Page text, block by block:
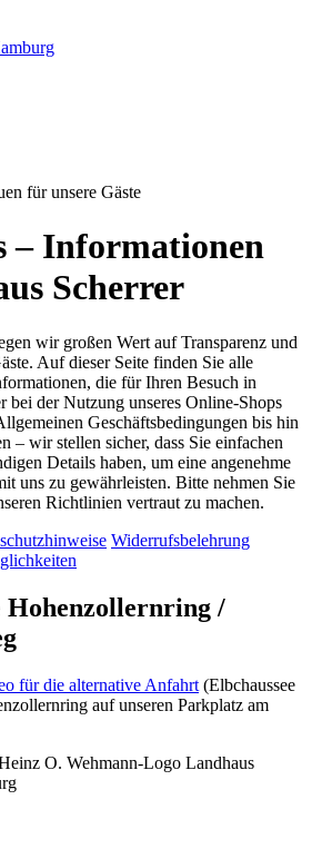
für unsere Gäste
– Informationen
Scherrer
wir großen Wert auf Transparenz und
Auf dieser Seite finden Sie alle
die für Ihren Besuch in
bei der Nutzung unseres Online-Shops
Geschäftsbedingungen bis hin
– wir stellen sicher, dass Sie einfachen
Details haben, um eine angenehme
uns zu gewährleisten. Bitte nehmen Sie
Richtlinien vertraut zu machen.
Widerrufsbelehrung
Hohenzollernring /
für die alternative Anfahrt (Elbchaussee
auf unseren Parkplatz am